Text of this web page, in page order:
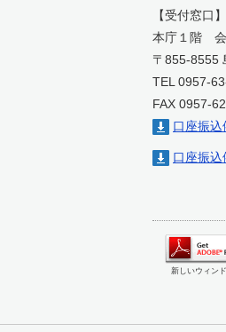
【受付窓口】
本庁１階
〒855-8555
TEL 0957-
FAX 0957-
口座振込
口座振込
新しいウィン